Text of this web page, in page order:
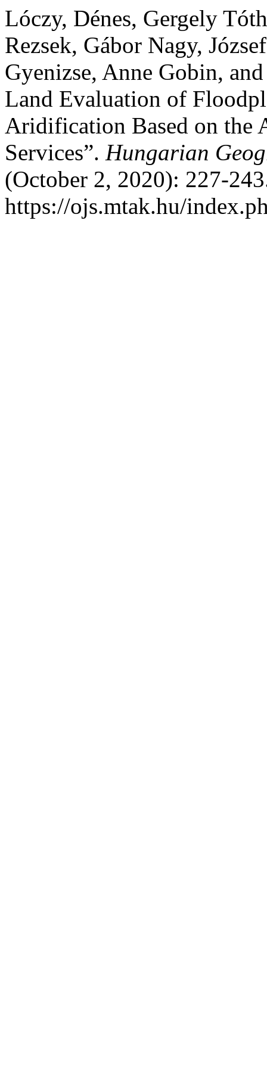
Lóczy, Dénes, Gergely
Rezsek, Gábor Nagy,
Gyenizse, Anne Gobin,
Land Evaluation of
Aridification Based on the
Services”. Hungarian
(October 2, 2020): 227-
https://ojs.mtak.hu/